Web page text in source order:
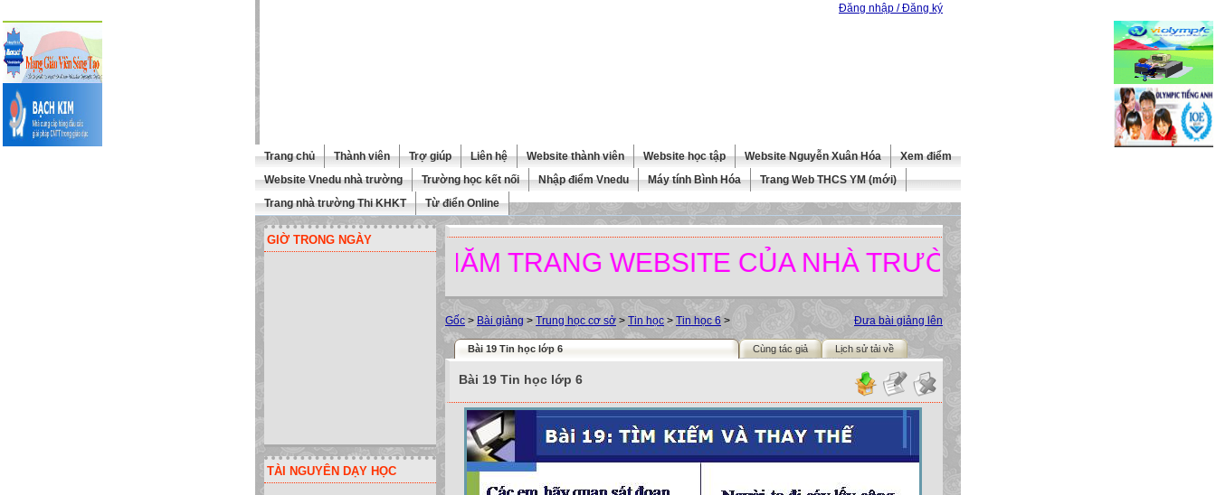
Đăng nhập / Đăng ký
Trang chủ Thành viên Trợ giúp Liên hệ Website thành viên Website học tập Website Nguyễn Xuân Hóa
Xem điểm
Website Vnedu nhà trường
Trường học kết nối Nhập điểm Vnedu Máy tính Bình Hóa
Trang Web THCS YM (mới)
Trang nhà trường Thi KHKT
Từ điển Online
GIỜ TRONG NGÀY
TÀI NGUYÊN DẠY HỌC
MỪNG QUÍ THẦY CÔ GHÉ THĂM TRANG WEBSITE CỦA NHÀ TRƯỜNG.
Đưa bài giảng lên
Gốc > Bài giảng > Trung học cơ sở > Tin học > Tin học 6 >
Bài 19 Tin học lớp 6 Cùng tác giả Lịch sử tải về
Bài 19 Tin học lớp 6